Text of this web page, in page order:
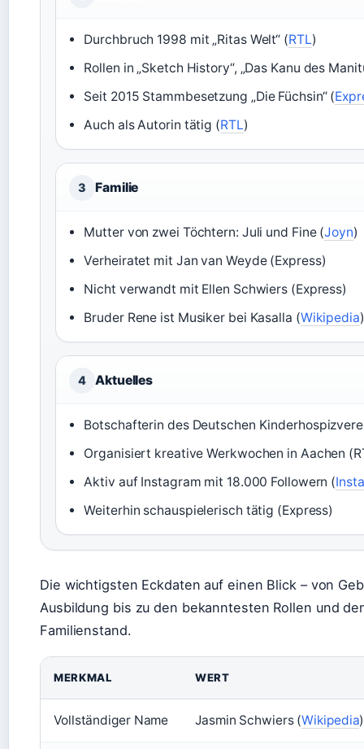
Durchbruch 1998 mit „Ritas Welt“ (RTL)
Rollen in „Sketch History“, „Das Kanu des
Seit 2015 Stammbesetzung „Die Füchsin“ (
Auch als Autorin tätig (RTL)
3 Familie
Mutter von zwei Töchtern: Juli und Fine (Joyn)
Verheiratet mit Jan van Weyde (Express)
Nicht verwandt mit Ellen Schwiers (Express)
Bruder Rene ist Musiker bei Kasalla (Wikipedia)
4 Aktuelles
Botschafterin des Deutschen
Organisiert kreative Werkwochen in Aachen
Aktiv auf Instagram mit 18.000 Followern (
Weiterhin schauspielerisch tätig (Express)
Die wichtigsten Eckdaten auf einen Blick – von
Ausbildung bis zu den bekanntesten Rollen und
Familienstand.
MERKMAL WERT
Vollständiger Name Jasmin Schwiers (Wikipedia)